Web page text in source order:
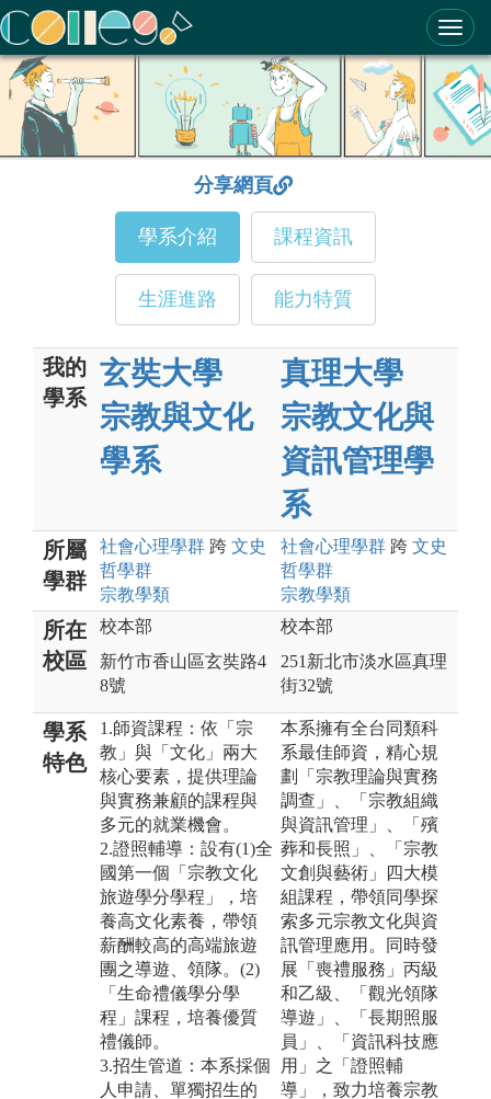
ColleGo! 大學選才與高中育才輔助系統
分享網頁
學系介紹 課程資訊
生涯進路 能力特質
我的
學系
玄奘大學
宗教與文化
學系
真理大學
宗教文化與
資訊管理學
系
所屬
學群
社會心理學群 跨 文史
哲學群
宗教學類
社會心理學群 跨 文史
哲學群
宗教學類
所在
校區
校本部
新竹市香山區玄奘路4
8號
校本部
251新北市淡水區真理
街32號
學系
特色
1.師資課程：依「宗
教」與「文化」兩大
核心要素，提供理論
與實務兼顧的課程與
多元的就業機會。
2.證照輔導：設有(1)全
國第一個「宗教文化
旅遊學分學程」，培
養高文化素養，帶領
薪酬較高的高端旅遊
團之導遊、領隊。(2)
「生命禮儀學分學
程」課程，培養優質
禮儀師。
3.招生管道：本系採個
人申請、單獨招生的
本系擁有全台同類科
系最佳師資，精心規
劃「宗教理論與實務
調查」、「宗教組織
與資訊管理」、「殯
葬和長照」、「宗教
文創與藝術」四大模
組課程，帶領同學探
索多元宗教文化與資
訊管理應用。同時發
展「喪禮服務」丙級
和乙級、「觀光領隊
導遊」、「長期照服
員」、「資訊科技應
用」之「證照輔
導」，致力培養宗教